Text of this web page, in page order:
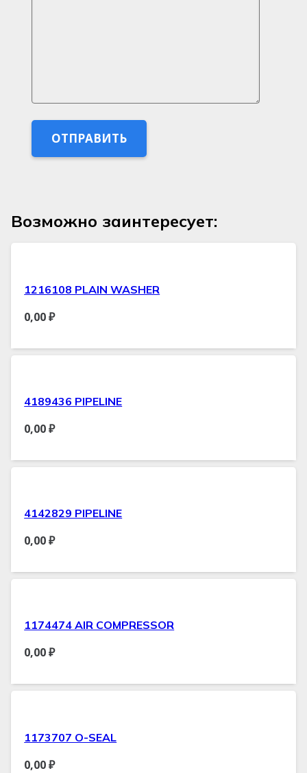
Возможно заинтересует:
1216108 PLAIN WASHER
0,00₽
4189436 PIPELINE
0,00₽
4142829 PIPELINE
0,00₽
1174474 AIR COMPRESSOR
0,00₽
1173707 O-SEAL
0,00₽